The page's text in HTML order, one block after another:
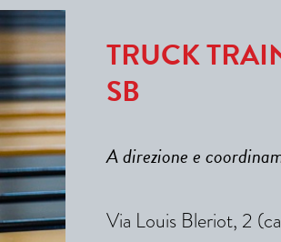
TRUCK
SB
A direzione e
Via Louis Bleriot, 2